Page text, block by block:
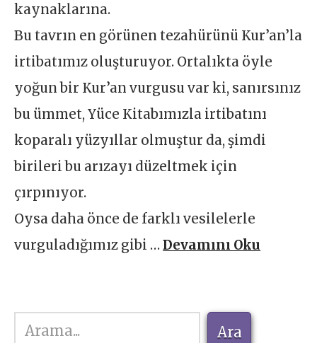
kaynaklarına.
Bu tavrın en görünen tezahürünü Kur’an’la
irtibatımız oluşturuyor. Ortalıkta öyle
yoğun bir Kur’an vurgusu var ki, sanırsınız
bu ümmet, Yüce Kitabımızla irtibatını
koparalı yüzyıllar olmuştur da, şimdi
birileri bu arızayı düzeltmek için
çırpınıyor.
Oysa daha önce de farklı vesilelerle
vurguladığımız gibi …Devamını Oku
Ara
Ara